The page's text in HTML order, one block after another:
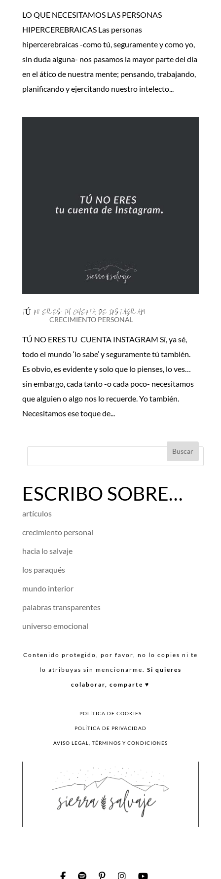
LO QUE NECESITAMOS LAS PERSONAS
HIPERCEREBRAICAS Las personas
hipercerebraicas -como tú, seguramente y como yo,
sin duda alguna- nos pasamos la mayor parte del día
en el ático de nuestra mente; pensando, trabajando,
planificando y ejercitando nuestro intelecto...
TÚ NO ERES TU CUENTA DE INSTAGRAM
CRECIMIENTO PERSONAL
TÚ NO ERES TU CUENTA INSTAGRAM Sí, ya sé,
todo el mundo ‘lo sabe’ y seguramente tú también.
Es obvio, es evidente y solo que lo pienses, lo ves…
sin embargo, cada tanto -o cada poco- necesitamos
que alguien o algo nos lo recuerde. Yo también.
Necesitamos ese toque de...
ESCRIBO SOBRE…
artículos
crecimiento personal
hacia lo salvaje
los paraqués
mundo interior
palabras transparentes
universo emocional
Contenido protegido, por favor, no lo copies ni te
lo atribuyas sin mencionarme. Si quieres
colaborar, comparte ♥︎
POLÍTICA DE COOKIES
POLÍTICA DE PRIVACIDAD
AVISO LEGAL, TÉRMINOS Y CONDICIONES